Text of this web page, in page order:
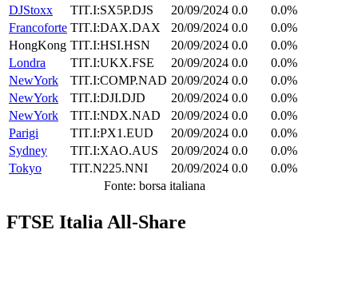
DJStoxx
TIT.I:SX5P.DJS 20/09/2024 0.0
0.0%
Francoforte TIT.I:DAX.DAX 20/09/2024 0.0
0.0%
HongKong TIT.I:HSI.HSN 20/09/2024 0.0
0.0%
Londra
TIT.I:UKX.FSE 20/09/2024 0.0
0.0%
NewYork
TIT.I:COMP.NAD 20/09/2024 0.0
0.0%
NewYork
TIT.I:DJI.DJD 20/09/2024 0.0
0.0%
NewYork
TIT.I:NDX.NAD 20/09/2024 0.0
0.0%
Parigi
TIT.I:PX1.EUD 20/09/2024 0.0
0.0%
Sydney
TIT.I:XAO.AUS 20/09/2024 0.0
0.0%
Tokyo
TIT.N225.NNI 20/09/2024 0.0
0.0%
Fonte: borsa italiana
FTSE Italia All-Share